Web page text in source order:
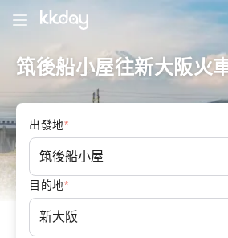
筑後船小屋往新大阪火
出發地*
目的地*